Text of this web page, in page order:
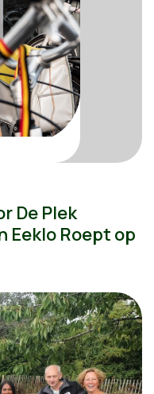
De Plek
Eeklo Roept op